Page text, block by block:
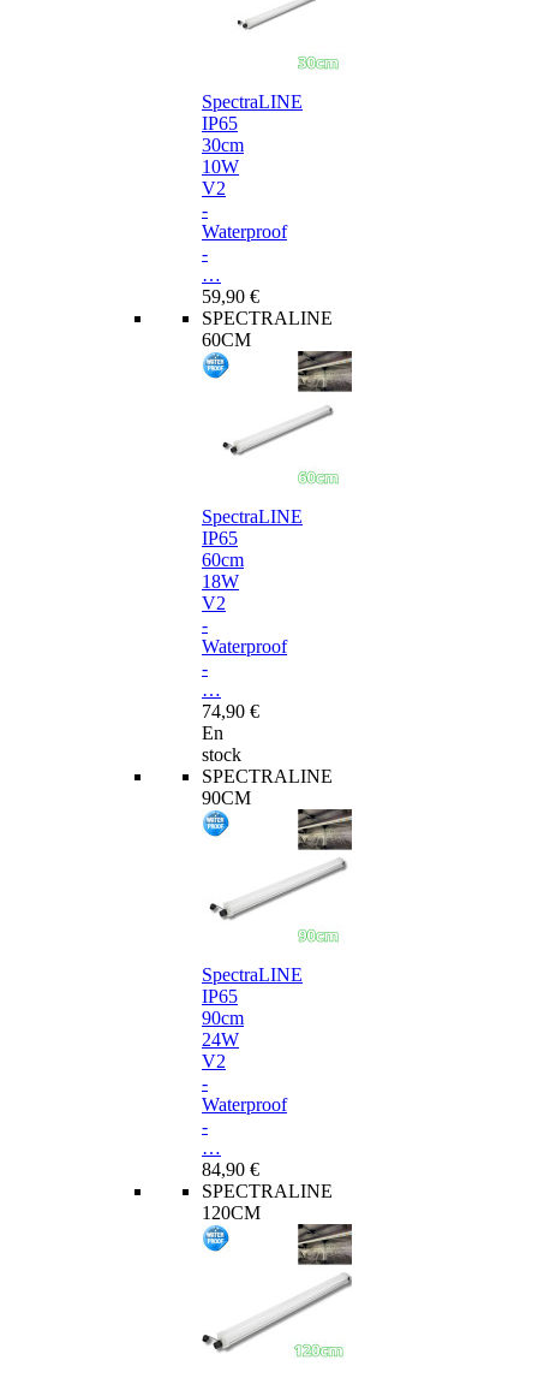
SpectraLINE
IP65
30cm
10W
V2
-
Waterproof
-
…
59,90 €
SPECTRALINE
60CM
SpectraLINE
IP65
60cm
18W
V2
-
Waterproof
-
…
74,90 €
En
stock
SPECTRALINE
90CM
SpectraLINE
IP65
90cm
24W
V2
-
Waterproof
-
…
84,90 €
SPECTRALINE
120CM